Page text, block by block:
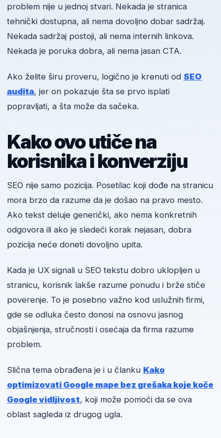
problem nije u jednoj stvari. Nekada je stranica
tehnički dostupna, ali nema dovoljno dobar sadržaj.
Nekada sadržaj postoji, ali nema internih linkova.
Nekada je poruka dobra, ali nema jasan CTA.
Ako želite širu proveru, logično je krenuti od SEO
audita, jer on pokazuje šta se prvo isplati
popravljati, a šta može da sačeka.
Kako ovo utiče na
korisnika i konverziju
SEO nije samo pozicija. Posetilac koji dođe na stranicu
mora brzo da razume da je došao na pravo mesto.
Ako tekst deluje generički, ako nema konkretnih
odgovora ili ako je sledeći korak nejasan, dobra
pozicija neće doneti dovoljno upita.
Kada je UX signali u SEO tekstu dobro uklopljen u
stranicu, korisnik lakše razume ponudu i brže stiče
poverenje. To je posebno važno kod uslužnih firmi,
gde se odluka često donosi na osnovu jasnog
objašnjenja, stručnosti i osećaja da firma razume
problem.
Slična tema obrađena je i u članku Kako
optimizovati Google mape bez grešaka koje koče
Google vidljivost, koji može pomoći da se ova
oblast sagleda iz drugog ugla.